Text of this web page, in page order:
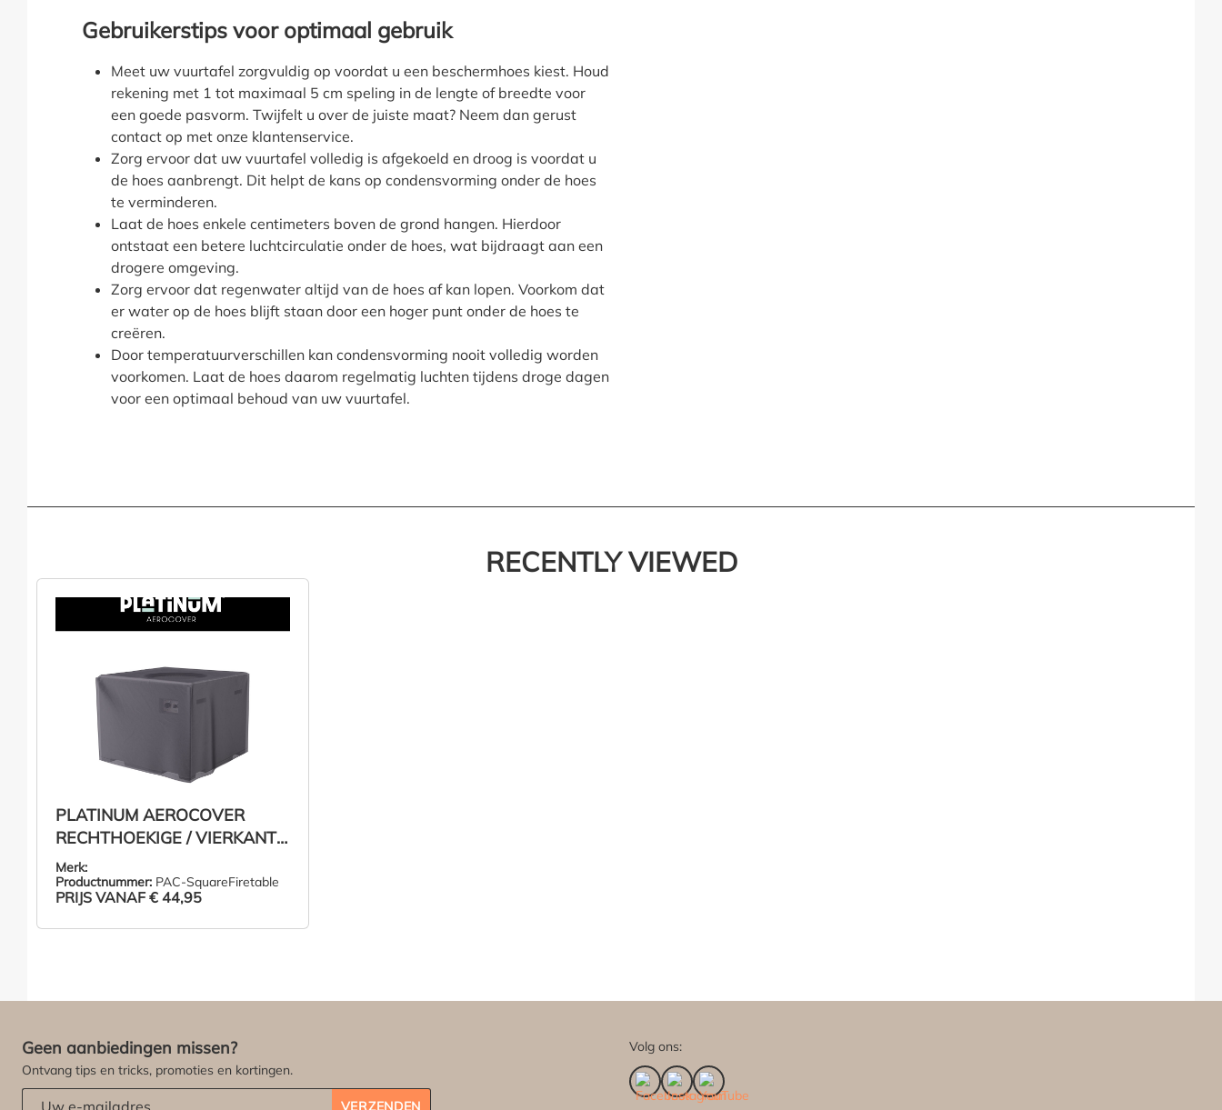
Gebruikerstips voor optimaal gebruik
Meet uw vuurtafel zorgvuldig op voordat u een beschermhoes kiest. Houd
rekening met 1 tot maximaal 5 cm speling in de lengte of breedte voor
een goede pasvorm. Twijfelt u over de juiste maat? Neem dan gerust
contact op met onze klantenservice.
Zorg ervoor dat uw vuurtafel volledig is afgekoeld en droog is voordat u
de hoes aanbrengt. Dit helpt de kans op condensvorming onder de hoes
te verminderen.
Laat de hoes enkele centimeters boven de grond hangen. Hierdoor
ontstaat een betere luchtcirculatie onder de hoes, wat bijdraagt aan een
drogere omgeving.
Zorg ervoor dat regenwater altijd van de hoes af kan lopen. Voorkom dat
er water op de hoes blijft staan door een hoger punt onder de hoes te
creëren.
Door temperatuurverschillen kan condensvorming nooit volledig worden
voorkomen. Laat de hoes daarom regelmatig luchten tijdens droge dagen
voor een optimaal behoud van uw vuurtafel.
RECENTLY VIEWED
PLATINUM AEROCOVER
RECHTHOEKIGE / VIERKANTE
VUURTAFEL HOES
Merk:
Productnummer: PAC-SquareFiretable
PRIJS VANAF € 44,95
Geen aanbiedingen missen?
Ontvang tips en tricks, promoties en kortingen.
VERZENDEN
Volg ons: